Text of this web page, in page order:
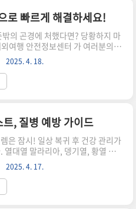
분쟁, 여행사, KATA, 해외여행 문
행팁)여행불편처리센터, 여행객의
행불편처리센터는 마치 여행자의
는 구조대와 같습니다. 여행업
한 해외여행 에서 발생하는
을 접수하고 처리하는 전문 기관입
부터..
로 빠르게 해결하세요!
의 곤경에 처했다면? 당황하지 마
되어드립니다. 관광 불편 신고부
털 케어 시스템 으
운 해외여행을 만끽하세요!1330:
동반자, 1330 안전정보센터를 소
낯선 환경은 문제 해결을 더욱 어
다는 사실, 꼭 기
및 처리를 비롯해 긴급 의료 지원,
대처 방안 안내, 재외공관 연락처
스 지원까지 다양한 서..
2025. 4. 18.
, 질병 예방 가이드
은 잠시! 일상 복귀 후 건강 관리가
열대열 말라리아, 뎅기열, 황열 등
복기 질환 가능성을 고려해야 합
강 점검, 질병 예방 가이드를 통해
찾으세요! 여행 후유증, 극복하고
작합시다!귀국 후 건강 상태 자가
2025. 4. 17.